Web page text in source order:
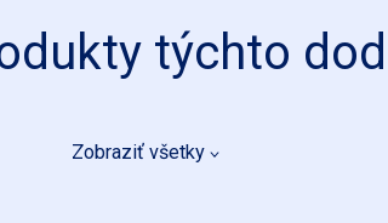
týchto
Zobraziť všetky